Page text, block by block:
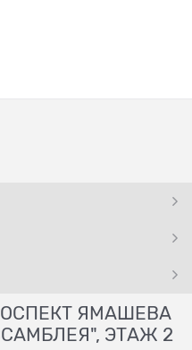
ЯМАШЕВА
ЭТАЖ 2